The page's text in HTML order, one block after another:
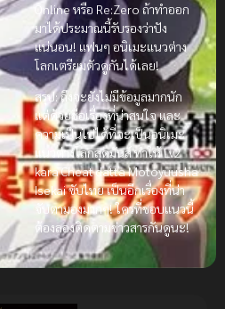
Online หรือ Re:Zero ถ้าทำออก
มาได้ประมาณนี้รับรองว่าปัง
แน่นอน! แฟนๆ อนิเมะแนวต่าง
โลกเตรียมตัวดูกันได้เลย!
สรุป: ถึงจะยังไม่มีข้อมูลมากนัก
แต่ด้วยชื่อเรื่องที่น่าสนใจ และ
ความเป็นไปได้ที่จะเป็นอนิเมะ
แนวต่างโลกสุดมันส์ ทำให้ Lv2
kara Cheat datta Motoyuusha
Isekai ซับไทย เป็นอีกเรื่องที่น่า
จับตามองมากๆ! ใครที่ชอบแนวนี้
ต้องลองติดตามข่าวสารกันดูนะ!